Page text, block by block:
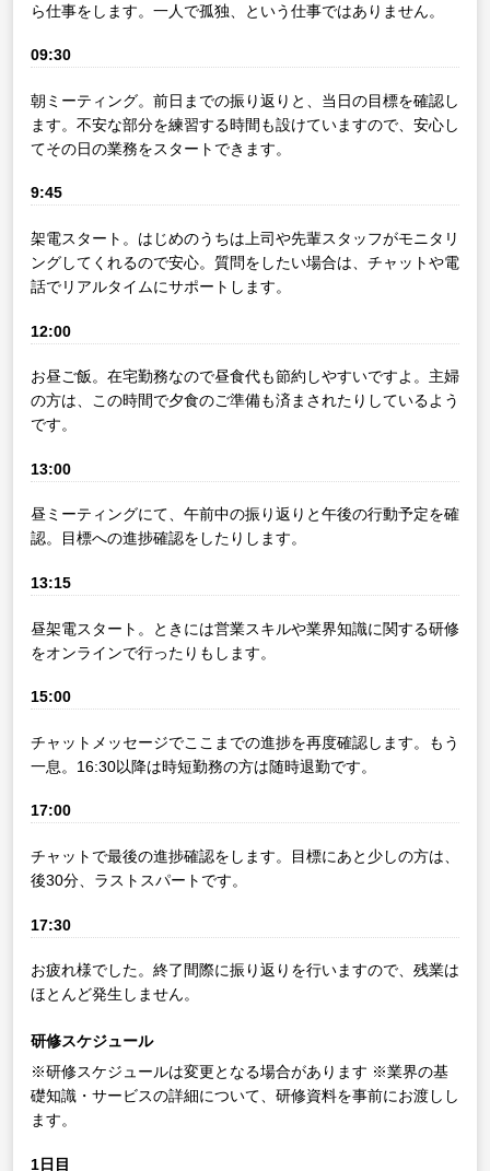
ら仕事をします。一人で孤独、という仕事ではありません。
09:30
朝ミーティング。前日までの振り返りと、当日の目標を確認し
ます。不安な部分を練習する時間も設けていますので、安心し
てその日の業務をスタートできます。
9:45
架電スタート。はじめのうちは上司や先輩スタッフがモニタリ
ングしてくれるので安心。質問をしたい場合は、チャットや電
話でリアルタイムにサポートします。
12:00
お昼ご飯。在宅勤務なので昼食代も節約しやすいですよ。主婦
の方は、この時間で夕食のご準備も済まされたりしているよう
です。
13:00
昼ミーティングにて、午前中の振り返りと午後の行動予定を確
認。目標への進捗確認をしたりします。
13:15
昼架電スタート。ときには営業スキルや業界知識に関する研修
をオンラインで行ったりもします。
15:00
チャットメッセージでここまでの進捗を再度確認します。もう
一息。16:30以降は時短勤務の方は随時退勤です。
17:00
チャットで最後の進捗確認をします。目標にあと少しの方は、
後30分、ラストスパートです。
17:30
お疲れ様でした。終了間際に振り返りを行いますので、残業は
ほとんど発生しません。
研修スケジュール
※研修スケジュールは変更となる場合があります ※業界の基
礎知識・サービスの詳細について、研修資料を事前にお渡しし
ます。
1日目